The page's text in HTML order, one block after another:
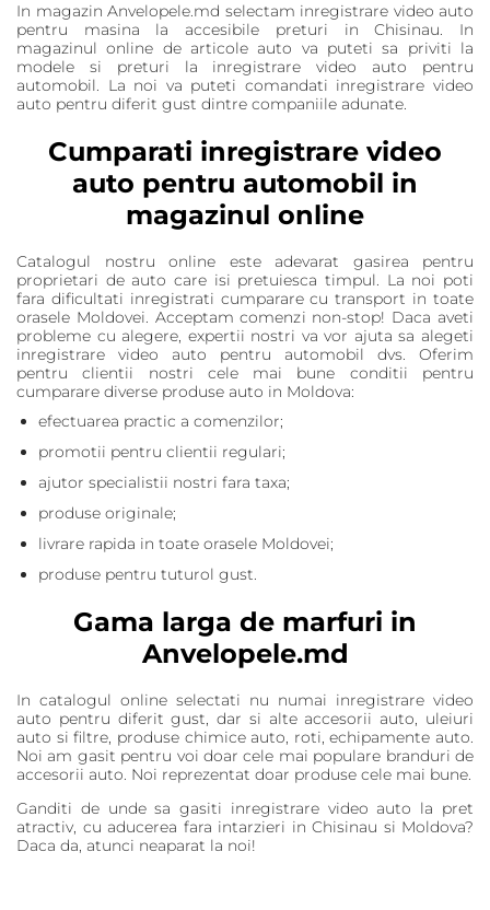
In magazin Anvelopele.md selectam inregistrare video auto
pentru masina la accesibile preturi in Chisinau. In
magazinul online de articole auto va puteti sa priviti la
modele si preturi la inregistrare video auto pentru
automobil. La noi va puteti comandati inregistrare video
auto pentru diferit gust dintre companiile adunate.
Cumparati inregistrare video
auto pentru automobil in
magazinul online
Catalogul nostru online este adevarat gasirea pentru
proprietari de auto care isi pretuiesca timpul. La noi poti
fara dificultati inregistrati cumparare cu transport in toate
orasele Moldovei. Acceptam comenzi non-stop! Daca aveti
probleme cu alegere, expertii nostri va vor ajuta sa alegeti
inregistrare video auto pentru automobil dvs. Oferim
pentru clientii nostri cele mai bune conditii pentru
cumparare diverse produse auto in Moldova:
efectuarea practic a comenzilor;
promotii pentru clientii regulari;
ajutor specialistii nostri fara taxa;
produse originale;
livrare rapida in toate orasele Moldovei;
produse pentru tuturol gust.
Gama larga de marfuri in
Anvelopele.md
In catalogul online selectati nu numai inregistrare video
auto pentru diferit gust, dar si alte accesorii auto, uleiuri
auto si filtre, produse chimice auto, roti, echipamente auto.
Noi am gasit pentru voi doar cele mai populare branduri de
accesorii auto. Noi reprezentat doar produse cele mai bune.
Ganditi de unde sa gasiti inregistrare video auto la pret
atractiv, cu aducerea fara intarzieri in Chisinau si Moldova?
Daca da, atunci neaparat la noi!